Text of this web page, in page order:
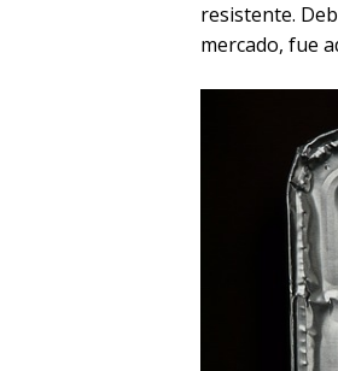
resistente.
mercado, fue